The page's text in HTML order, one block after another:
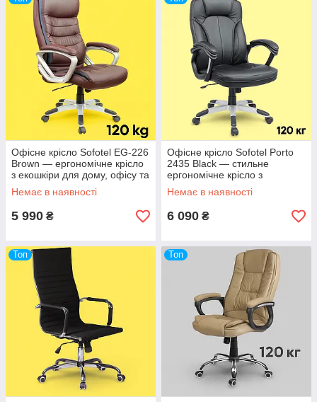
Офісне крісло Sofotel EG-226
Brown — ергономічне крісло
з екошкіри для дому, офісу та
кабінету керівника
Немає в наявності
5 990 ₴
Офісне крісло Sofotel Porto
2435 Black — стильне
ергономічне крісло з
екошкіри для роботи за
комп’ютером
Немає в наявності
6 090 ₴
Топ Топ